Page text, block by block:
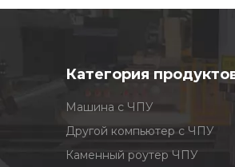
Категория
Машина с ЧПУ
Другой компьютер с ЧПУ
Каменный роутер ЧПУ